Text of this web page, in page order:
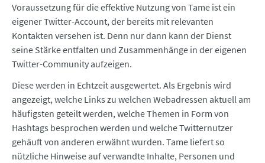
Voraussetzung für die effektive Nutzung von Tame ist ein
eigener Twitter-Account, der bereits mit relevanten
Kontakten versehen ist. Denn nur dann kann der Dienst
seine Stärke entfalten und Zusammenhänge in der eigenen
Twitter-Community aufzeigen.
Diese werden in Echtzeit ausgewertet. Als Ergebnis wird
angezeigt, welche Links zu welchen Webadressen aktuell am
häufigsten geteilt werden, welche Themen in Form von
Hashtags besprochen werden und welche Twitternutzer
gehäuft von anderen erwähnt wurden. Tame liefert so
nützliche Hinweise auf verwandte Inhalte, Personen und